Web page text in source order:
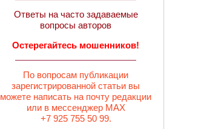
Ответы на часто задаваемые
вопросы авторов
Остерегайтесь мошенников!
По вопросам публикации
зарегистрированной статьи вы
можете написать на почту редакции
или в мессенджер MAX
+7 925 755 50 99.